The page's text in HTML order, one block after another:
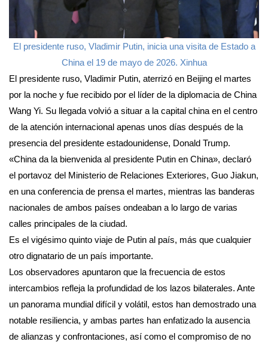
El presidente ruso, Vladimir Putin, inicia una visita de Estado a
China el 19 de mayo de 2026. Xinhua
El presidente ruso, Vladimir Putin, aterrizó en Beijing el martes
por la noche y fue recibido por el líder de la diplomacia de China
Wang Yi. Su llegada volvió a situar a la capital china en el centro
de la atención internacional apenas unos días después de la
presencia del presidente estadounidense, Donald Trump.
«China da la bienvenida al presidente Putin en China», declaró
el portavoz del Ministerio de Relaciones Exteriores, Guo Jiakun,
en una conferencia de prensa el martes, mientras las banderas
nacionales de ambos países ondeaban a lo largo de varias
calles principales de la ciudad.
Es el vigésimo quinto viaje de Putin al país, más que cualquier
otro dignatario de un país importante.
Los observadores apuntaron que la frecuencia de estos
intercambios refleja la profundidad de los lazos bilaterales. Ante
un panorama mundial difícil y volátil, estos han demostrado una
notable resiliencia, y ambas partes han enfatizado la ausencia
de alianzas y confrontaciones, así como el compromiso de no